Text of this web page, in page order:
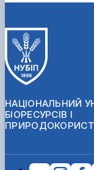
НАЦІОНАЛЬНИЙ
БІОРЕСУРСІВ І